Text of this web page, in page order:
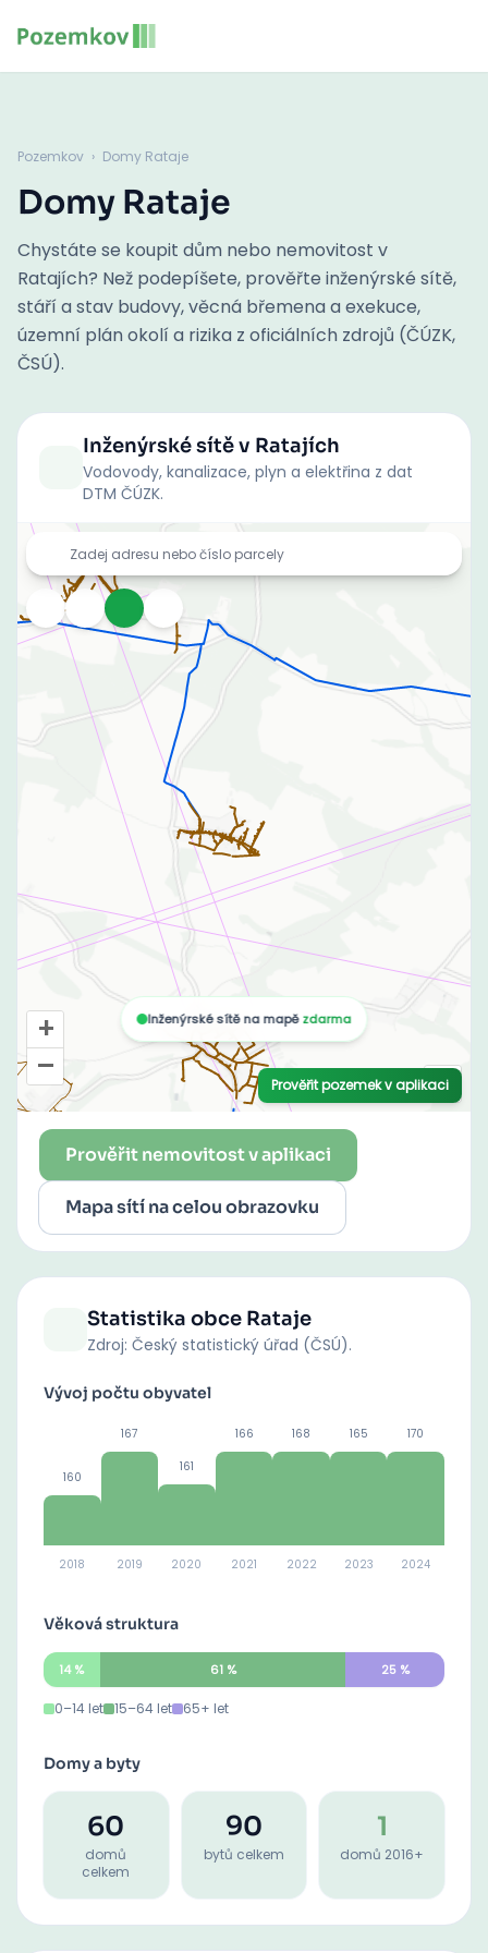
Pozemkov › Domy Rataje
Domy Rataje
Chystáte se koupit dům nebo nemovitost v
Ratajích? Než podepíšete, prověřte inženýrské sítě,
stáří a stav budovy, věcná břemena a exekuce,
územní plán okolí a rizika z oficiálních zdrojů (ČÚZK,
ČSÚ).
Inženýrské sítěv Ratajích
Vodovody, kanalizace, plyn a elektřina z dat
DTM ČÚZK.
Prověřit nemovitost v aplikaci
Mapa sítí na celou obrazovku
Statistika obce Rataje
Zdroj: Český statistický úřad (ČSÚ).
Vývoj počtu obyvatel
160
2018
167
2019
161
2020
166
2021
168
2022
165
2023
170
2024
Věková struktura
14% 61% 25%
0–14 let 15–64 let 65+ let
Domy a byty
60
domů
celkem
90
bytů celkem
1
domů 2016+